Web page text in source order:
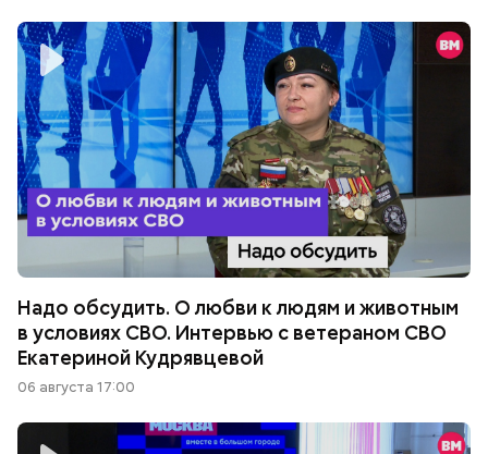
Надо обсудить. О любви к людям и животным
в условиях СВО. Интервью с ветераном СВО
Екатериной Кудрявцевой
06 августа 17:00